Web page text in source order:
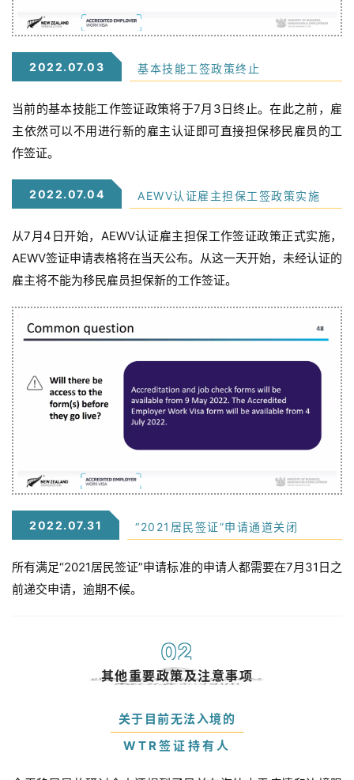
2022.07.03 基本技能工签政策终止
当前的基本技能工作签证政策将于7月3日终止。在此之前，雇
主依然可以不用进行新的雇主认证即可直接担保移民雇员的工
作签证。
2022.07.04 AEWV认证雇主担保工签政策实施
从7月4日开始，AEWV认证雇主担保工作签证政策正式实施，
AEWV签证申请表格将在当天公布。从这一天开始，未经认证的
雇主将不能为移民雇员担保新的工作签证。
2022.07.31 “2021居民签证”申请通道关闭
所有满足“2021居民签证”申请标准的申请人都需要在7月31日之
前递交申请，逾期不候。
02
其他重要政策及注意事项
关于目前无法入境的
WTR签证持有人